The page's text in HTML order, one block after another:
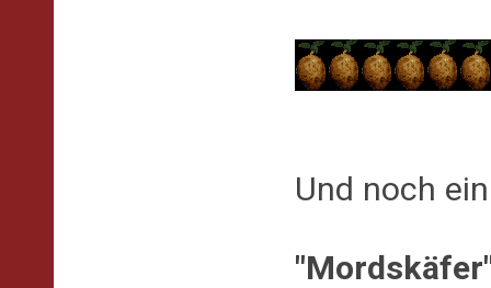
Und noch